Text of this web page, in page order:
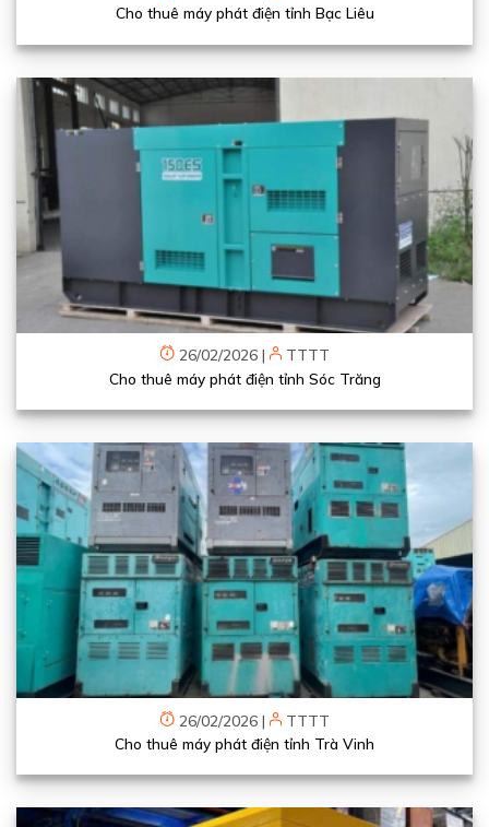
Cho thuê máy phát điện tỉnh Bạc Liêu
26/02/2026 |
TTTT
Cho thuê máy phát điện tỉnh Sóc Trăng
26/02/2026 |
TTTT
Cho thuê máy phát điện tỉnh Trà Vinh